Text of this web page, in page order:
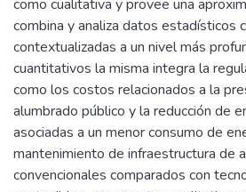
como cualitativa y provee una
combina y analiza datos estadísticos
contextualizadas a un nivel más
cuantitativos la misma integra la
como los costos relacionados a la
alumbrado público y la reducción de
asociadas a un menor consumo de
mantenimiento de infraestructura de
convencionales comparados con